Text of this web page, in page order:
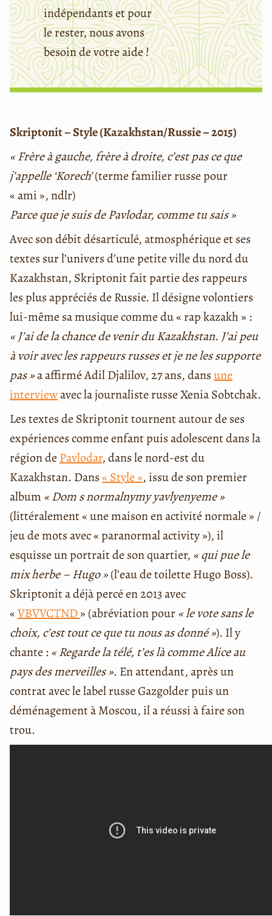
indépendants et pour
le rester, nous avons
besoin de votre aide !
Skriptonit – Style (Kazakhstan/Russie – 2015)
« Frère à gauche, frère à droite, c’est pas ce que
j’appelle ‘Korech’(terme familier russe pour
« ami », ndlr)
Parce que je suis de Pavlodar, comme tu sais »
Avec son débit désarticulé, atmosphérique et ses
textes sur l’univers d’une petite ville du nord du
Kazakhstan, Skriptonit fait partie des rappeurs
les plus appréciés de Russie. Il désigne volontiers
lui-même sa musique comme du « rap kazakh » :
« J’ai de la chance de venir du Kazakhstan. J’ai peu
à voir avec les rappeurs russes et je ne les supporte
pas »a affirmé Adil Djalilov, 27 ans, dansune
interviewavec la journaliste russe Xenia Sobtchak.
Les textes de Skriptonit tournent autour de ses
expériences comme enfant puis adolescent dans la
région de Pavlodar, dans le nord-est du
Kazakhstan. Dans« Style », issu de son premier
album « Dom s normalnymy yavlyenyeme »
(littéralement « une maison en activité normale » /
jeu de mots avec « paranormal activity »), il
esquisse un portrait de son quartier, « qui pue le
mix herbe – Hugo »(l’eau de toilette Hugo Boss).
Skriptonit a déjà percé en 2013 avec
«VBVVCTND» (abréviation pour« le vote sans le
choix, c’est tout ce que tu nous as donné »). Il y
chante : « Regarde la télé, t’es là comme Alice au
pays des merveilles ». En attendant, après un
contrat avec le label russe Gazgolder puis un
déménagement à Moscou, il a réussi à faire son
trou.